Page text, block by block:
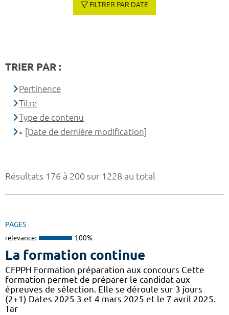
Résultats 176 à 200 sur 1228 au total
PAGES
relevance: 100%
La formation continue
CFPPH Formation préparation aux concours Cette
formation permet de préparer le candidat aux
épreuves de sélection. Elle se déroule sur 3 jours
(2+1) Dates 2025 3 et 4 mars 2025 et le 7 avril 2025.
Tar
FILTRER PAR DATE
TRIER PAR :
Pertinence
Titre
Type de contenu
[Date de dernière modification]